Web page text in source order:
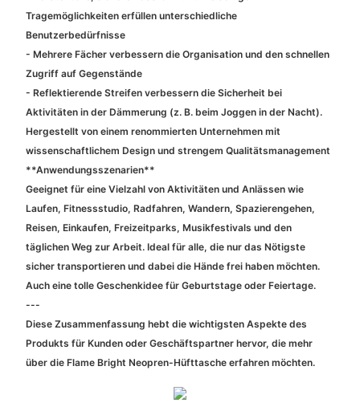
Tragemöglichkeiten erfüllen unterschiedliche
Benutzerbedürfnisse
- Mehrere Fächer verbessern die Organisation und den schnellen
Zugriff auf Gegenstände
- Reflektierende Streifen verbessern die Sicherheit bei
Aktivitäten in der Dämmerung (z. B. beim Joggen in der Nacht).
Hergestellt von einem renommierten Unternehmen mit
wissenschaftlichem Design und strengem Qualitätsmanagement
**Anwendungsszenarien**
Geeignet für eine Vielzahl von Aktivitäten und Anlässen wie
Laufen, Fitnessstudio, Radfahren, Wandern, Spazierengehen,
Reisen, Einkaufen, Freizeitparks, Musikfestivals und den
täglichen Weg zur Arbeit. Ideal für alle, die nur das Nötigste
sicher transportieren und dabei die Hände frei haben möchten.
Auch eine tolle Geschenkidee für Geburtstage oder Feiertage.
---
Diese Zusammenfassung hebt die wichtigsten Aspekte des
Produkts für Kunden oder Geschäftspartner hervor, die mehr
über die Flame Bright Neopren-Hüfttasche erfahren möchten.